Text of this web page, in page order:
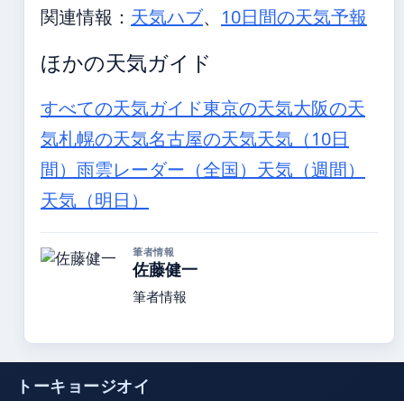
関連情報： 天気ハブ、 10日間の天気予報
ほかの天気ガイド
すべての天気ガイド東京の天気大阪の天
気札幌の天気名古屋の天気天気（10日
間） 雨雲レーダー（全国） 天気（週間）
天気（明日）
筆者情報
佐藤健一
筆者情報
トーキョージオイ